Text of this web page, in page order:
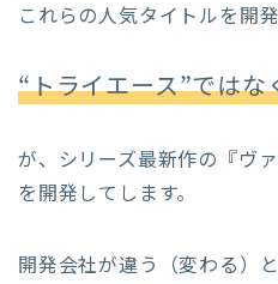
これらの人気タイトルを開
“トライエース”ではな
が、シリーズ最新作の『ヴ
を開発してします。
開発会社が違う（変わる）